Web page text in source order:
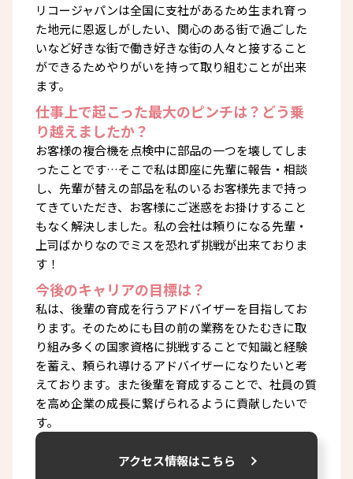
リコージャパンは全国に支社があるため生まれ育っ
た地元に恩返しがしたい、関心のある街で過ごした
いなど好きな街で働き好きな街の人々と接すること
ができるためやりがいを持って取り組むことが出来
ます。
仕事上で起こった最大のピンチは？どう乗
り越えましたか？
お客様の複合機を点検中に部品の一つを壊してしま
ったことです…そこで私は即座に先輩に報告・相談
し、先輩が替えの部品を私のいるお客様先まで持っ
てきていただき、お客様にご迷惑をお掛けすること
もなく解決しました。私の会社は頼りになる先輩・
上司ばかりなのでミスを恐れず挑戦が出来ておりま
す！
今後のキャリアの目標は？
私は、後輩の育成を行うアドバイザーを目指してお
ります。そのためにも目の前の業務をひたむきに取
り組み多くの国家資格に挑戦することで知識と経験
を蓄え、頼られ導けるアドバイザーになりたいと考
えております。また後輩を育成することで、社員の質
を高め企業の成長に繋げられるように貢献したいで
す。
アクセス情報はこちら